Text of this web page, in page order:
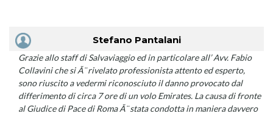
Stefano Pantalani
Grazie allo staff di Salvaviaggio ed in particolare all’ Avv. Fabio
Collavini che si Ã¨ rivelato professionista attento ed esperto,
sono riuscito a vedermi riconosciuto il danno provocato dal
differimento di circa 7 ore di un volo Emirates. La causa di fronte
al Giudice di Pace di Roma Ã¨ stata condotta in maniera davvero